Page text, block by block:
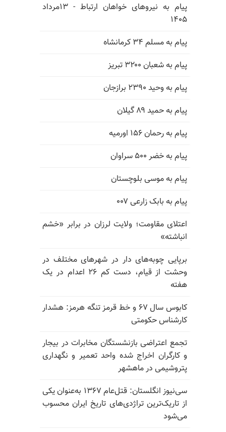
پیام به نیروهای خواهان ارتباط - ۱۳مرداد
۱۴۰۵
پیام به مسلم ۳۴ کرمانشاه
پیام به شعبان ۳۲۰۰ تبریز
پیام به وحید ۲۳۹۰ برازجان
پیام به حمید ۸۹ گیلان
پیام به رحمان ۱۵۶ اورمیه
پیام به خضر ۵۰۰ سراوان
پیام به موسی بلوچستان
پیام به بابک زارعی ۰۰۷
اعتلای مقاومت؛ ولایت لرزان در برابر «خشم
انباشته»
برپایی چوبه‌های دار در شهرهای مختلف در
وحشت از قیام، دست کم ۲۶ اعدام در یک
هفته
کابوس سال ۶۷ و خط قرمز تنگه هرمز: هشدار
کارشناس حکومتی
تجمع اعتراضی بازنشستگان مخابرات در بیجار
و کارگران اخراج شده واحد تعمیر و نگهداری
پتروشیمی در ماهشهر
سی‌نیوز انگلستان: قتل‌عام ۱۳۶۷ به‌عنوان یکی
از تاریک‌ترین تراژدی‌های تاریخ ایران محسوب
می‌شود